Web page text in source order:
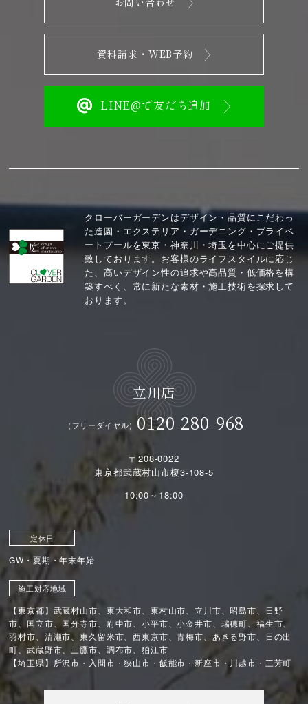
お問い合わせ
資料請求・WEB予約
LINE@で友だち追加
クローバーガーデンはデザイン・品質にこだわっ
た造園・エクステリア・ガーデニング・プライベ
ートプールを東京・神奈川・埼玉を中心にご提供
致しております。お客様のライフスタイルに応じ
た、高いデザイン性の追求や高品質・低価格を構
築すべく、常に新たな素材・施工技術を探求して
おります。
立川店
（フリーダイヤル） 0120-280-968
〒208-0022
東京都武蔵村山市榎3-108-5
10:00～18:00
定休日
GW・夏期・年末年始
施工対応地域
【東京都】武蔵村山市、東大和市、東村山市、立川市、昭島市、日野
市、国立市、国分寺市、府中市、小平市、小金井市、瑞穂町、福生市、
羽村市、清瀬市、東久留米市、西東京市、青梅市、あきる野市、日の出
町、武蔵野市、三鷹市、調布市、狛江市
【埼玉県】所沢市・入間市・狭山市・飯能市・新座市・川越市・三芳町